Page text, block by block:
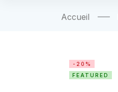
Accueil
-20%
FEATURED